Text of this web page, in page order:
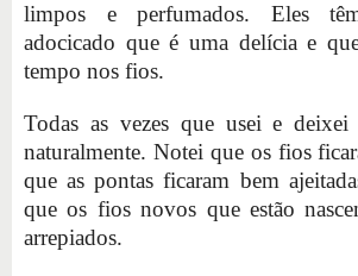
limpos e perfumados. Eles
adocicado que é uma delícia e
tempo nos fios.
Todas as vezes que usei e deixei
naturalmente. Notei que os fios
que as pontas ficaram bem
que os fios novos que estão
arrepiados.